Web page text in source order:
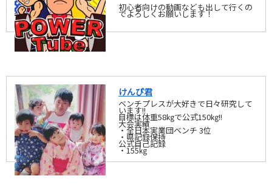
初心者向けの動画なども出して行くの
でよろしくお願いします！
けんぴ君
ベンチプレスが大好きで日々研究して
います!!
目標は体重58㎏で公式150㎏!!
大会実績
・全日本実業団ベンチ 3位
・県記録保持
公式自己記録
・155㎏